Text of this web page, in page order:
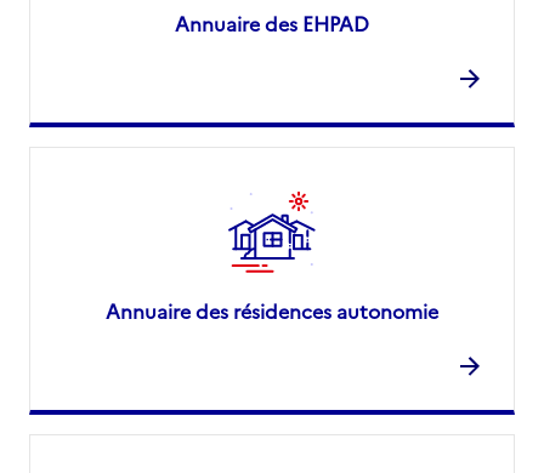
Annuaire des EHPAD
Annuaire des résidences autonomie